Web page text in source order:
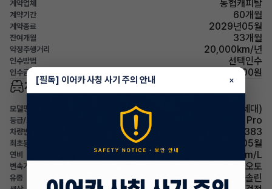
계약업체 농협캐피탈
계약기간 60개월
계약종료 2029년05월
잔여개월 33개월
약정주행거리 20,000km/년
인수방법 선택인수
인수금(잔존가치) 39,052,000원
차량 기본 정보
모델명 BMW X4(2세대)
등급/트림 xDrive20i M Sport Pro
차량번호 116소3383
최초등록 2024년 05월
연비 9.9km/L
변속기 오토
유종 가솔린
[필독] 이어카 사칭 사기 주의 안내 ×